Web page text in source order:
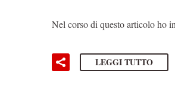
Nel corso di questo articolo ho
LEGGI TUTTO